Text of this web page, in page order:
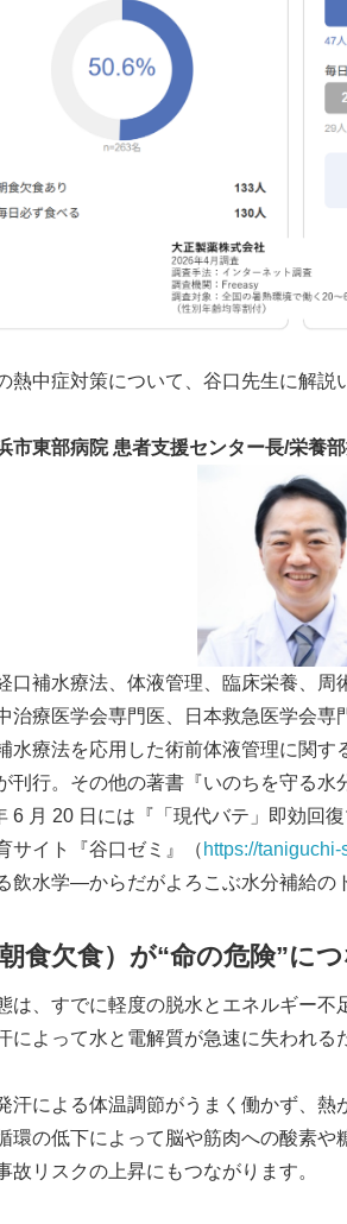
熱中症対策について、谷口先生に解説
市東部病院 患者支援センター長/栄養
口補水療法、体液管理、臨床栄養、
治療医学会専門医、日本救急医学会専
水療法を応用した術前体液管理に関
刊行。その他の著書『いのちを守る
6 月 20 日には『「現代バテ」即効回
サイト『谷口ゼミ』（ https://
飲水学―からだがよろこぶ水分補給の
食欠食）が“命の危険”に
は、すでに軽度の脱水とエネルギー
によって水と電解質が急速に失われる
汗による体温調節がうまく働かず、
環の低下によって脳や筋肉への酸素
故リスクの上昇にもつながります。
Japanese
English